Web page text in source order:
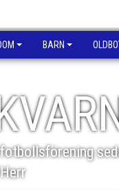
BARN
fotbollsförening
Herr